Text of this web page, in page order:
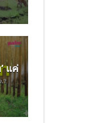
แค่